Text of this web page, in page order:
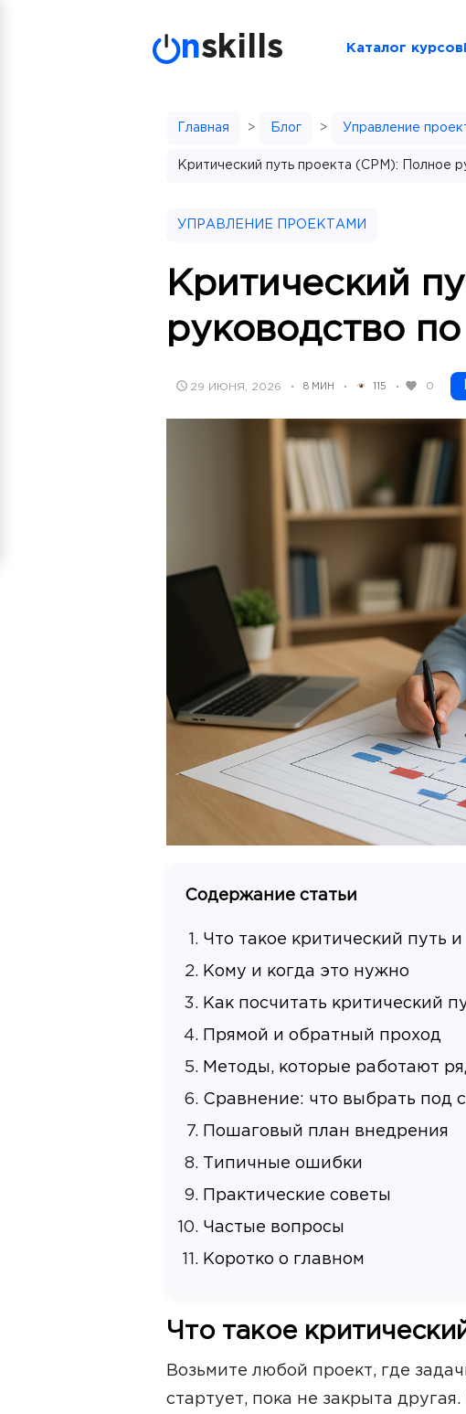
nskills Каталог курсов
Главная > Блог > Управление
Критический путь проекта (CPM): Полное
УПРАВЛЕНИЕ ПРОЕКТАМИ
Критический
руководство
POSTED
29 ИЮНЯ, 2026 • 8 МИН • 115 • 0
Содержание статьи
Что такое критический путь
Кому и когда это нужно
Как посчитать критический
Прямой и обратный проход
Методы, которые работают
Сравнение: что выбрать под
Пошаговый план внедрения
Типичные ошибки
Практические советы
Частые вопросы
Коротко о главном
Что такое
Возьмите любой проект, где
стартует, пока не закрыта